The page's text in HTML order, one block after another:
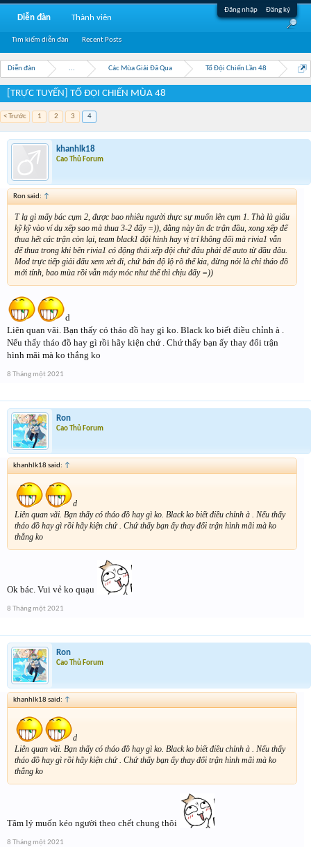
Đăng nhập Đăng ký
Diễn đàn ... Các Mùa Giải Đã Qua Tổ Đội Chiến Lần 48
[TRỰC TUYẾN] TỔ ĐỘI CHIẾN MÙA 48
< Trước 1 2 3 4
khanhlk18
Cao Thủ Forum
Ron said: ↑
T lạ gì mấy bác cụm 2, được bao nhiêu người thực sự muốn lên cụm 1. Thà là giấu
kỹ kỹ vào ví dụ xếp sao mà thua 3-2 đấy =)), đằng này ăn đc trận đầu, xong xếp để
thua hết các trận còn lại, team black1 đội hình hay vị trí không đổi mà rivia1 vẫn
để thua trong khi bên rivia1 có động thái xếp đội chứ đâu phải để auto từ đầu đâu.
Mod trực tiếp giải đấu xem xét đi, chứ bán độ lộ rõ thế kia, đừng nói là chỉ tháo đồ
mới tính, bao mùa rồi vẫn máy móc như thế thì chịu đấy =))
d
Liên quan vãi. Bạn thấy có tháo đồ hay gì ko. Black ko biết điều chỉnh à .
Nếu thấy tháo đồ hay gì rồi hãy kiện chứ . Chứ thấy bạn ấy thay đổi trận
hình mãi mà ko thắng ko
8 Tháng một 2021
Ron
Cao Thủ Forum
khanhlk18 said: ↑
d
Liên quan vãi. Bạn thấy có tháo đồ hay gì ko. Black ko biết điều chỉnh à . Nếu thấy
tháo đồ hay gì rồi hãy kiện chứ . Chứ thấy bạn ấy thay đổi trận hình mãi mà ko
thắng ko
Ok bác. Vui vẻ ko quạu
8 Tháng một 2021
Ron
Cao Thủ Forum
khanhlk18 said: ↑
d
Liên quan vãi. Bạn thấy có tháo đồ hay gì ko. Black ko biết điều chỉnh à . Nếu thấy
tháo đồ hay gì rồi hãy kiện chứ . Chứ thấy bạn ấy thay đổi trận hình mãi mà ko
thắng ko
Tâm lý muốn kéo người theo chết chung thôi
8 Tháng một 2021
Diễn đàn
Tìm kiếm diễn đàn Recent Posts
Thành viên